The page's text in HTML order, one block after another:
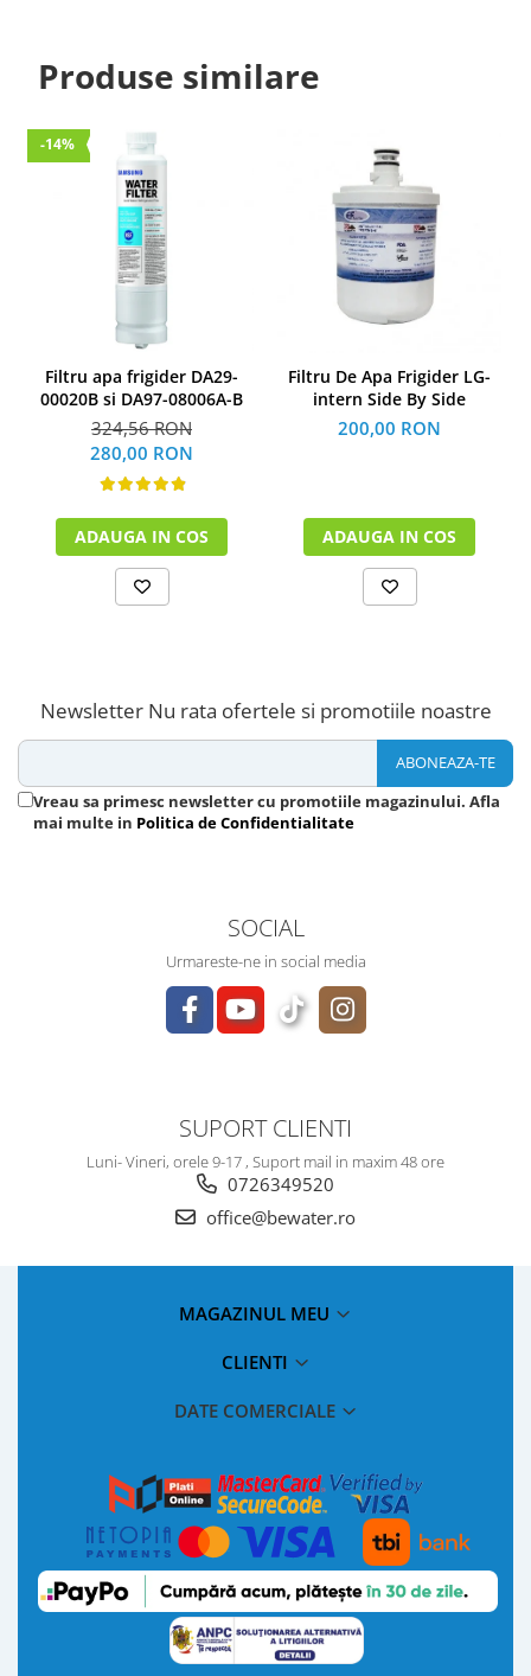
Produse similare
-14%
Filtru apa frigider DA29-
00020B si DA97-08006A-B
324,56 RON
280,00 RON
ADAUGA IN COS
Filtru De Apa Frigider LG-
intern Side By Side
200,00 RON
ADAUGA IN COS
Newsletter Nu rata ofertele si promotiile noastre
Vreau sa primesc newsletter cu promotiile magazinului. Afla
mai multe in Politica de Confidentialitate
SOCIAL
Urmareste-ne in social media
SUPORT CLIENTI
Luni- Vineri, orele 9-17 , Suport mail in maxim 48 ore
0726349520
office@bewater.ro
MAGAZINUL MEU
CLIENTI
DATE COMERCIALE